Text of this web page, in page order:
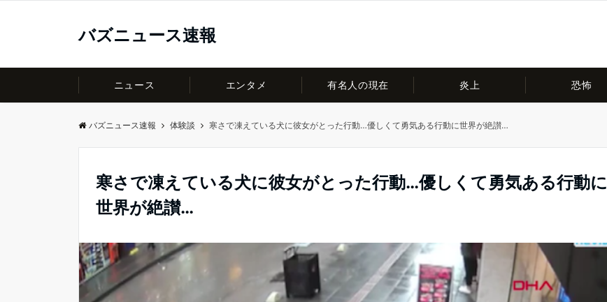
バズニュース速報
ニュース エンタメ 有名人の現在 炎上 恐怖
バズニュース速報 体験談 寒さで凍えている犬に彼女がとった行動…優しくて勇気ある行動に世界が絶讃…
寒さで凍えている犬に彼女がとった行動…優しくて勇気ある行動に
世界が絶讃…